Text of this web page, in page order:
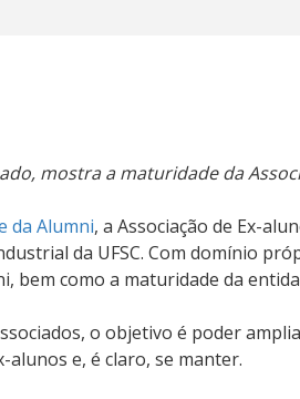
mostra a maturidade da
da Alumni, a Associação de Ex-
da UFSC. Com domínio
bem como a maturidade da
o objetivo é poder
e, é claro, se manter.